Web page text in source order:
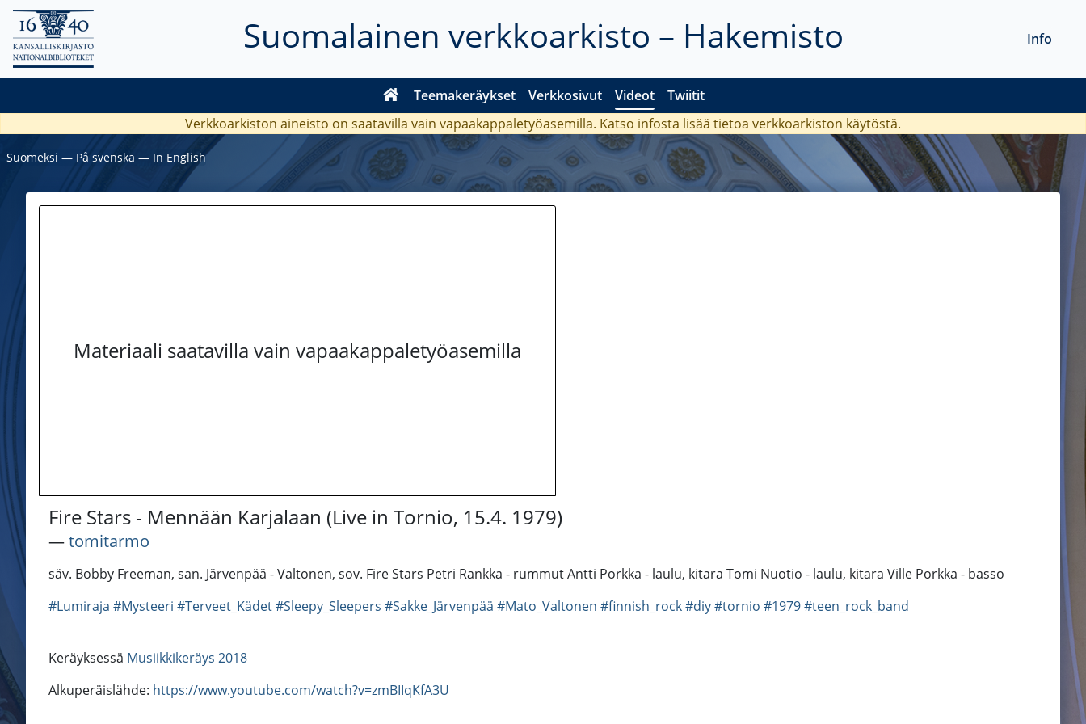
Suomalainen verkkoarkisto – Hakemisto
Teemakeräykset Verkkosivut Videot Twiitit
Info
Verkkoarkiston aineisto on saatavilla vain vapaakappaletyöasemilla. Katso infosta lisää tietoa verkkoarkiston käytöstä.
Suomeksi ― På svenska ― In English
Materiaali saatavilla vain vapaakappaletyöasemilla
Fire Stars - Mennään Karjalaan (Live in Tornio, 15.4. 1979)
―tomitarmo
säv. Bobby Freeman, san. Järvenpää - Valtonen, sov. Fire Stars Petri Rankka - rummut Antti Porkka - laulu, kitara Tomi Nuotio - laulu, kitara Ville Porkka - basso
#Lumiraja #Mysteeri #Terveet_Kädet#Sleepy_Sleepers #Sakke_Järvenpää #Mato_Valtonen #finnish_rock#diy#tornio #1979#teen_rock_band
Keräyksessä Musiikkikeräys 2018
Alkuperäislähde: https://www.youtube.com/watch?v=zmBIIqKfA3U